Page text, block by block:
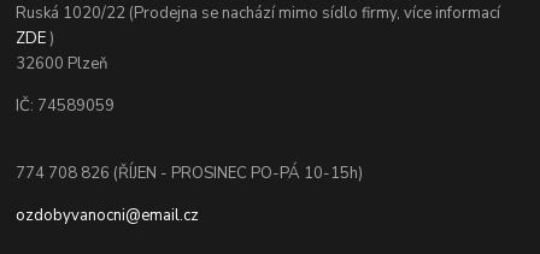
Ruská 1020/22 (Prodejna se nachází mimo sídlo firmy, více informací
ZDE)
32600 Plzeň
IČ: 74589059
774 708 826 (ŘÍJEN - PROSINEC PO-PÁ 10-15h)
ozdobyvanocni@email.cz